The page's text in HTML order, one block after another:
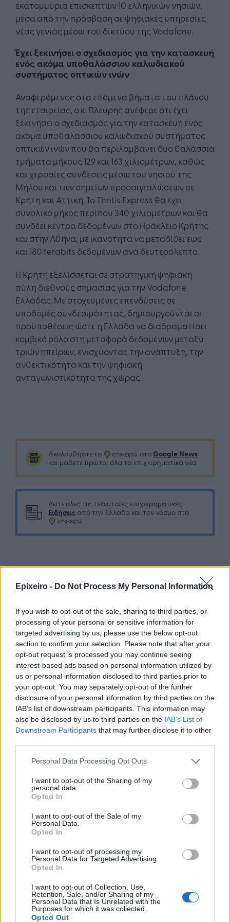
Epixeiro - Do Not Process My Personal Information
If you wish to opt-out of the sale, sharing to third parties, or
processing of your personal or sensitive information for
targeted advertising by us, please use the below opt-out
section to confirm your selection. Please note that after your
opt-out request is processed you may continue seeing
interest-based ads based on personal information utilized by
us or personal information disclosed to third parties prior to
your opt-out. You may separately opt-out of the further
disclosure of your personal information by third parties on the
IAB’s list of downstream participants. This information may
also be disclosed by us to third parties on the IAB’s List of
Downstream Participants that may further disclose it to other
Personal Data Processing Opt Outs
I want to opt-out of the Sharing of my
personal data.
Opted In
I want to opt-out of the Sale of my
Personal Data.
Opted In
I want to opt-out of processing my
Personal Data for Targeted Advertising.
Opted In
I want to opt-out of Collection, Use,
Retention, Sale, and/or Sharing of my
Personal Data that Is Unrelated with the
Purposes for which it was collected.
Opted Out
εκατομμύρια επισκεπτών 10 ελληνικών νησιών,
μέσα από την πρόσβαση σε ψηφιακές υπηρεσίες
νέας γενιάς μέσω του δικτύου της Vodafone.
Έχει ξεκινήσει ο σχεδιασμός για την κατασκευή
ενός ακόμα υποθαλάσσιου καλωδιακού
συστήματος οπτικών ινών
Αναφερόμενος στα επόμενα βήματα του πλάνου
της εταιρείας, ο κ. Πλεύρης ανέφερε ότι έχει
ξεκινήσει ο σχεδιασμός για την κατασκευή ενός
ακόμα υποθαλάσσιου καλωδιακού συστήματος
οπτικών ινών που θα περιλαμβάνει δύο θαλάσσια
τμήματα μήκους 129 και 163 χιλιομέτρων, καθώς
και χερσαίες συνδέσεις μέσω του νησιού της
Μήλου και των σημείων προσαιγιαλώσεων σε
Κρήτη και Αττική. Το Thetis Express θα έχει
συνολικό μήκος περίπου 340 χιλιομέτρων και θα
συνδέει κέντρα δεδομένων στο Ηράκλειο Κρήτης
και στην Αθήνα, με ικανότητα να μεταδίδει έως
και 180 terabits δεδομένων ανά δευτερόλεπτο.
Η Κρήτη εξελίσσεται σε στρατηγική ψηφιακή
πύλη διεθνούς σημασίας για την Vodafone
Ελλάδας. Με στοχευμένες επενδύσεις σε
υποδομές συνδεσιμότητας, δημιουργούνται οι
προϋποθέσεις ώστε η Ελλάδα να διαδραματίσει
κομβικό ρόλο στη μεταφορά δεδομένων μεταξύ
τριών ηπείρων, ενισχύοντας την ανάπτυξη, την
ανθεκτικότητα και την ψηφιακή
ανταγωνιστικότητα της χώρας.
Ακολουθήστε το στο Google News
και μάθετε πρώτοι όλα τα επιχειρηματικά νέα
Δείτε όλες τις τελευταίες επιχειρηματικές
Ειδήσεις από την Ελλάδα και τον κόσμο στο
Σχολιάστε
... σχόλια| Κάνε click για να σχολιάσεις
TP Greece: Πώς διαμορφώνεται το
μέλλον του Insurance στην εποχή του AI